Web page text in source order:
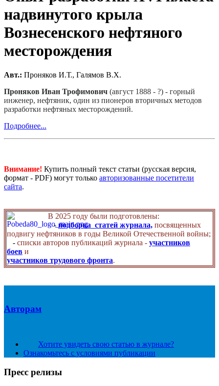
надвинутого крыла
Вознесенского нефтяного
месторождения
Авт.: Проняков И.Т., Галямов В.Х.
Проняков Иван Трофимович (август 1888 - ?) - горный
инженер, нефтяник, один из пионеров вторичных методов
разработки нефтяных месторождений.
Подробнее...
Внимание! Купить полный текст статьи (русская версия,
формат - PDF) могут только авторизованные посетители
сайта.
В 2025 году были подготовлены:
- подборка статей журнала, посвященных
подвигу нефтяников в годы Великой Отечественной войны;
- списки авторов публикаций журнала - участников
боев и
участников трудового фронта.
Авторам
Хотите увидеть свою статью в журнале?
Ознакомьтесь с условиями публикации
Пресс релизы